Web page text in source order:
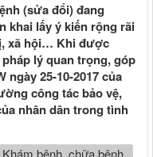
(sửa đổi) đang
khai lấy ý kiến rộng rãi
xã hội… Khi được
lý quan trọng, góp
ngày 25-10-2017 của
công tác bảo vệ,
nhân dân trong tình